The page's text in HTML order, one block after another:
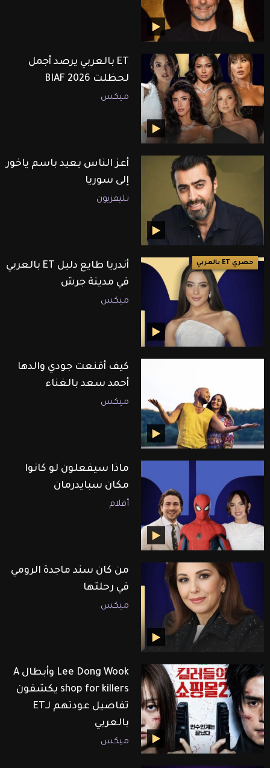
ET بالعربي يرصد أجمل
لحظلت BIAF 2026
ميكس
أعز الناس يعيد باسم ياخور
إلى سوريا
تليفزيون
حصري ET بالعربي
أندريا طايع دليل ET بالعربي
في مدينة جرش
ميكس
كيف أقنعت جودي والدها
أحمد سعد بالغناء
ميكس
ماذا سيفعلون لو كانوا
مكان سبايدرمان
أفلام
من كان سند ماجدة الرومي
في رحلتها
ميكس
Lee Dong Wook وأبطال A
shop for killers يكشفون
تفاصيل عودتهم لـET
بالعربي
ميكس